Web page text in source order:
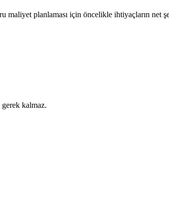
maliyet planlaması için öncelikle ihtiyaçların net
kalmaz.